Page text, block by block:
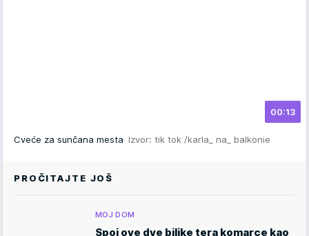
00:13
Cveće za sunčana mesta Izvor: tik tok /karla_ na_ balkonie
PROČITAJTE JOŠ
MOJ DOM
Spoj ove dve biljke tera komarce kao